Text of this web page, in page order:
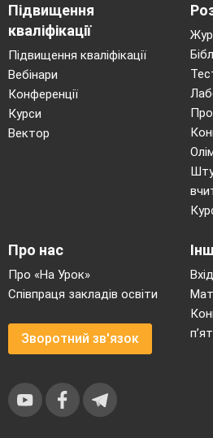
Підвищення
кваліфікації
Підвищення кваліфікації
Вебінари
Конференції
Курси
Вектор
Про нас
Про «На Урок»
Співпраця закладів освіти
Зворотний зв'язок